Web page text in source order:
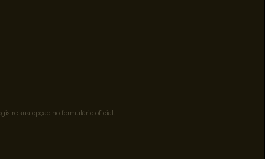
sua opção no formulário oficial.